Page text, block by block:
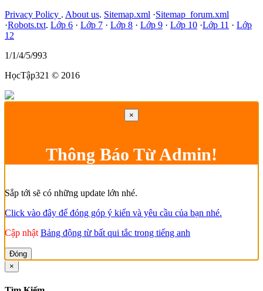
Privacy Policy . About us. Sitemap.xml ·Sitemap_forum.xml
·Robots.txt. Lớp 6 · Lớp 7 · Lớp 8 · Lớp 9 · Lớp 10 ·Lớp 11 · Lớp
12
1/1/4/5/993
HọcTập321 © 2016
×
Thông Báo Từ Admin!
Sắp tới sẽ có những update lớn nhé.
Click vào đây để đóng góp ý kiến và yêu cầu của bạn nhé.
Cập nhật Bảng động từ bất qui tắc trong tiếng anh
Đóng
×